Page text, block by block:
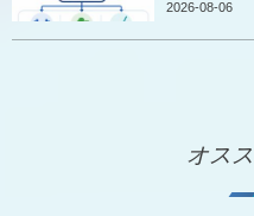
2026-08-06
オス